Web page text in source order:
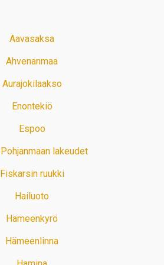
Aavasaksa
Ahvenanmaa
Aurajokilaakso
Enontekiö
Espoo
lakeudet
Fiskarsin ruukki
Hailuoto
Hämeenkyrö
Hämeenlinna